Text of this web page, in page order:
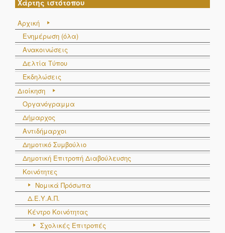
Χάρτης ιστότοπου
Αρχική
Ενημέρωση (όλα)
Ανακοινώσεις
Δελτία Τύπου
Εκδηλώσεις
Διοίκηση
Οργανόγραμμα
Δήμαρχος
Αντιδήμαρχοι
Δημοτικό Συμβούλιο
Δημοτική Επιτροπή Διαβούλευσης
Κοινότητες
Νομικά Πρόσωπα
Δ.Ε.Υ.Α.Π.
Κέντρο Κοινότητας
Σχολικές Επιτροπές